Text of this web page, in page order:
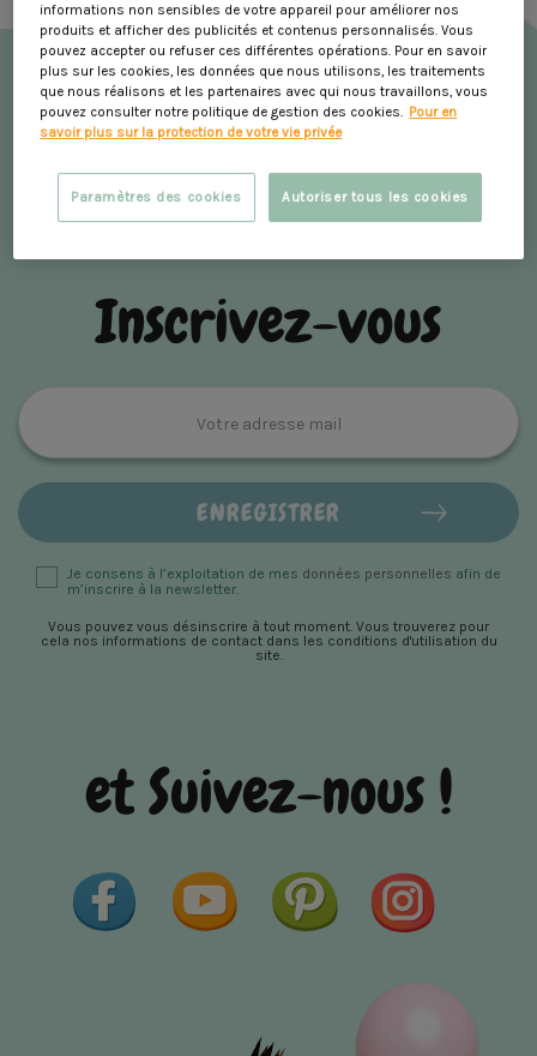
Inscrivez-vous
Vous pouvez vous désinscrire à tout moment. Vous trouverez pour
cela nos informations de contact dans les conditions d'utilisation du
site.
Je consens à l’exploitation de mes données personnelles afin de
m’inscrire à la newsletter.
et Suivez-nous !
Facebook YouTube Pinterest
informations non sensibles de votre appareil pour améliorer nos
produits et afficher des publicités et contenus personnalisés. Vous
pouvez accepter ou refuser ces différentes opérations. Pour en savoir
plus sur les cookies, les données que nous utilisons, les traitements
que nous réalisons et les partenaires avec qui nous travaillons, vous
pouvez consulter notre politique de gestion des cookies. Pour en
savoir plus sur la protection de votre vie privée
Autoriser tous les cookies
Paramètres des cookies